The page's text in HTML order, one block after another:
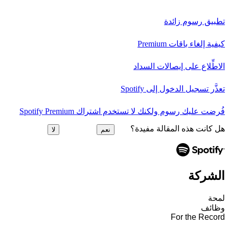
تطبيق رسوم زائدة
كيفية إلغاء باقات Premium
الاطِّلاع على إيصالات السداد
تعذَّر تسجيل الدخول إلى Spotify
فُرضت عليك رسوم ولكنك لا تستخدم اشتراك Spotify Premium
هل كانت هذه المقالة مفيدة؟ نعم لا
الشركة
لمحة
وظائف
For the Record